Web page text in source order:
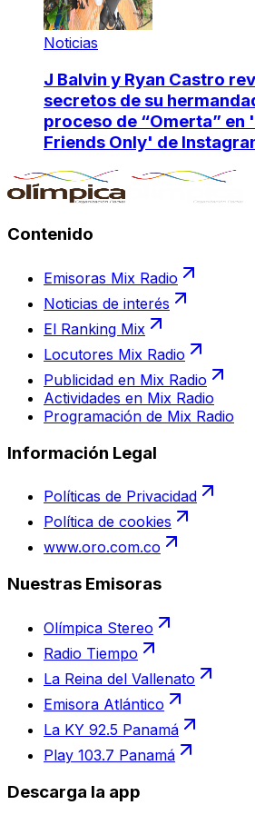
Noticias
J Balvin y Ryan Castro
secretos de su
proceso de “Omerta” en
Friends Only' de
Contenido
Emisoras Mix Radio
Noticias de interés
El Ranking Mix
Locutores Mix Radio
Publicidad en Mix Radio
Actividades en Mix Radio
Programación de Mix Radio
Información Legal
Políticas de Privacidad
Política de cookies
www.oro.com.co
Nuestras Emisoras
Olímpica Stereo
Radio Tiempo
La Reina del Vallenato
Emisora Atlántico
La KY 92.5 Panamá
Play 103.7 Panamá
Descarga la app